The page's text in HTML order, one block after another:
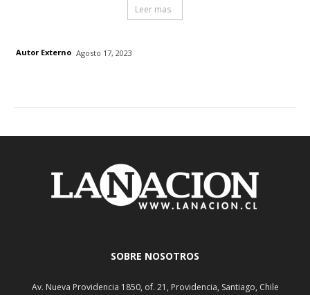
Leer mas
Autor Externo Agosto 17, 2023
SOBRE NOSOTROS
Av. Nueva Providencia 1850, of. 21, Providencia, Santiago, Chile